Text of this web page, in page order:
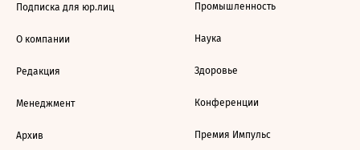
Подписка для юр.лиц
О компании
Редакция
Менеджмент
Архив
Промышленность
Наука
Здоровье
Конференции
Премия Импульс